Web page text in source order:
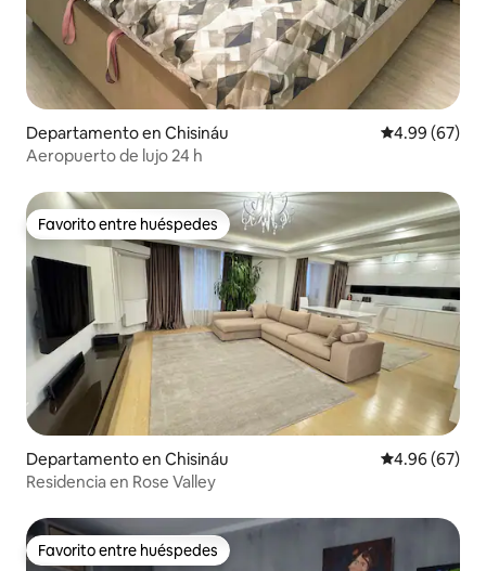
Departamento en Chisináu Calificación
4.99 (67)
Aeropuerto de lujo 24 h
Favorito entre huéspedes
Favorito entre huéspedes
Departamento en Chisináu Calificación
4.96 (67)
Residencia en Rose Valley
Favorito entre huéspedes
Favorito entre huéspedes